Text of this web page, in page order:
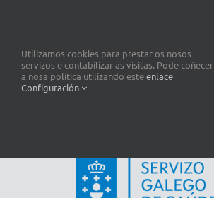
Utilizamos cookies para prestar os nosos
servizos e contabilizar as visitas. Pode coñecer
a nosa política utilizando esteenlace
Configuración